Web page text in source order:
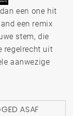
een one hit
een remix
stem, die
regelrecht uit
aanwezige
ASAF